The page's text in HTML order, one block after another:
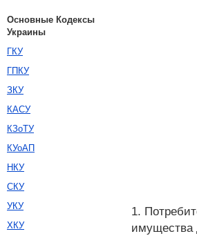
1.
имущества
Основные Кодексы
Украины
ГКУ
ГПКУ
ЗКУ
КАСУ
КЗоТУ
КУоАП
НКУ
СКУ
УКУ
ХКУ